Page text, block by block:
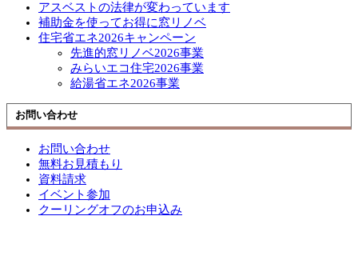
アスベストの法律が変わっています
補助金を使ってお得に窓リノベ
住宅省エネ2026キャンペーン
先進的窓リノベ2026事業
みらいエコ住宅2026事業
給湯省エネ2026事業
お問い合わせ
お問い合わせ
無料お見積もり
資料請求
イベント参加
クーリングオフのお申込み